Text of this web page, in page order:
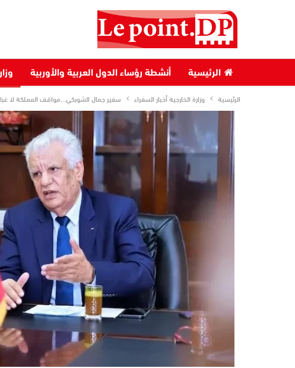
الرئيسية أنشطة رؤساء الدول العربية والأوربية
الرئيسية وزارة الخارجية أخبار السفراء سفير جمال الشوبكي…مواقف المملكة لا